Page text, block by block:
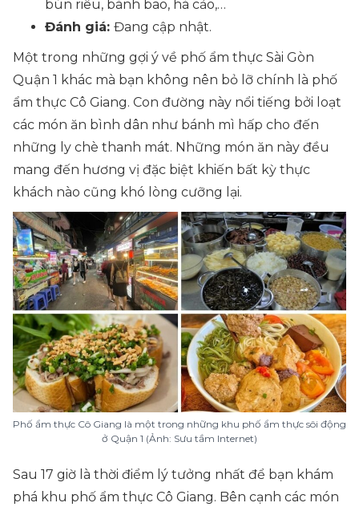
bún riêu, bánh bao, há cảo,…
Đánh giá: Đang cập nhật.
Một trong những gợi ý về phố ẩm thực Sài Gòn
Quận 1 khác mà bạn không nên bỏ lỡ chính là phố
ẩm thực Cô Giang. Con đường này nổi tiếng bởi loạt
các món ăn bình dân như bánh mì hấp cho đến
những ly chè thanh mát. Những món ăn này đều
mang đến hương vị đặc biệt khiến bất kỳ thực
khách nào cũng khó lòng cưỡng lại.
Phố ẩm thực Cô Giang là một trong những khu phố ẩm thực sôi động
ở Quận 1 (Ảnh: Sưu tầm Internet)
Sau 17 giờ là thời điểm lý tưởng nhất để bạn khám
phá khu phố ẩm thực Cô Giang. Bên cạnh các món